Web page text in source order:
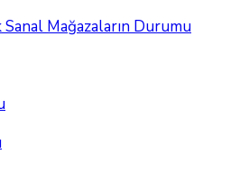
Mağazaların Durumu